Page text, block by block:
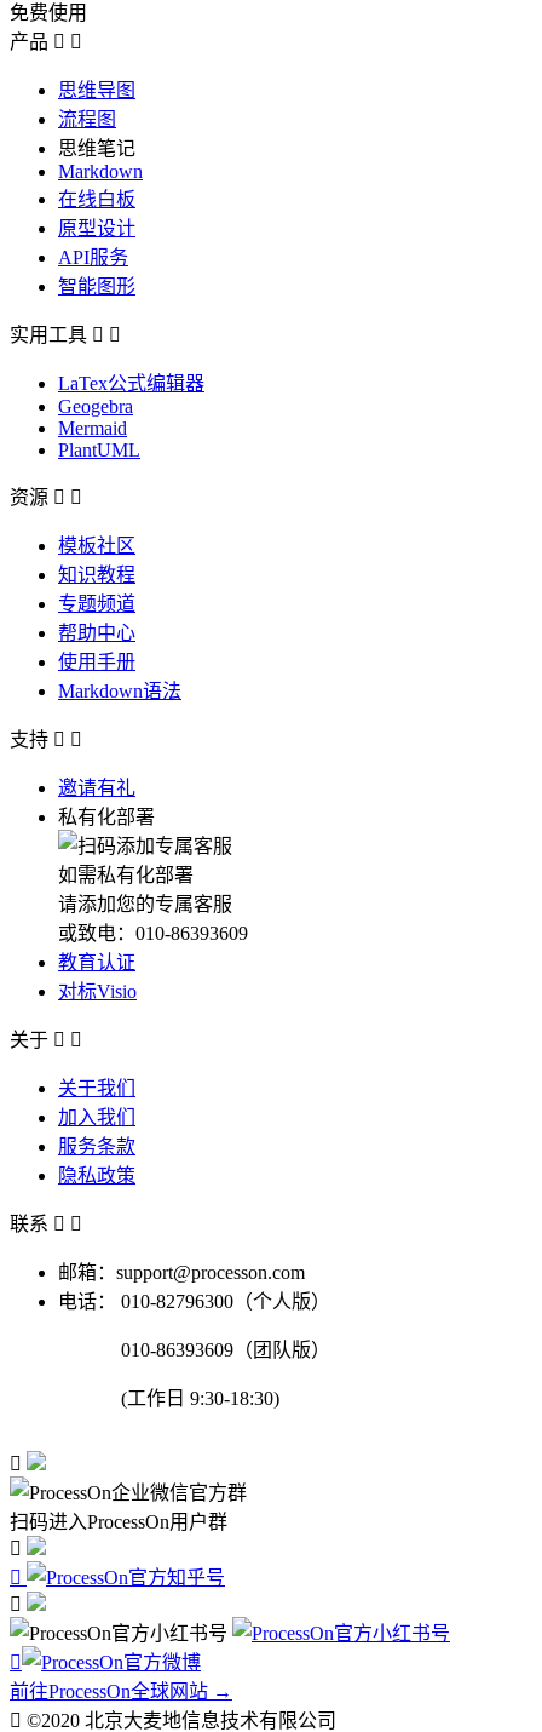
免费使用
产品  
思维导图
流程图
思维笔记
Markdown
在线白板
原型设计
API服务
智能图形
实用工具  
LaTex公式编辑器
Geogebra
Mermaid
PlantUML
资源  
模板社区
知识教程
专题频道
帮助中心
使用手册
Markdown语法
支持  
邀请有礼
私有化部署
如需私有化部署
请添加您的专属客服
或致电：010-86393609
教育认证
对标Visio
关于  
关于我们
加入我们
服务条款
隐私政策
联系  
邮箱：support@processon.com
电话：
010-82796300（个人版）
010-86393609（团队版）
(工作日 9:30-18:30)

扫码进入ProcessOn用户群




前往ProcessOn全球网站 →
 ©2020 北京大麦地信息技术有限公司